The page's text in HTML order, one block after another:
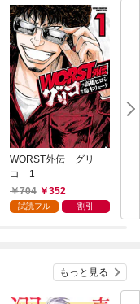
WORST外伝 グリ
コ 1
704
352
試読フル 割引
～(
もっと見る